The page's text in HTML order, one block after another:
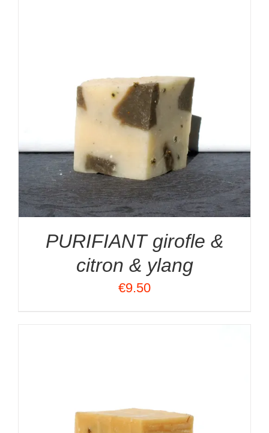
PURIFIANT girofle &
citron & ylang
€9.50